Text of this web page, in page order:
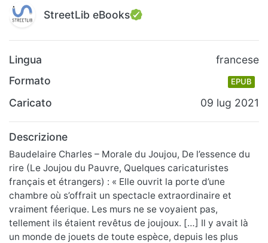
StreetLib eBooks
Lingua
francese
Formato
EPUB
Caricato 09 lug 2021
Descrizione
Baudelaire Charles – Morale du Joujou, De l’essence du
rire (Le Joujou du Pauvre, Quelques caricaturistes
français et étrangers) : « Elle ouvrit la porte d’une
chambre où s’offrait un spectacle extraordinaire et
vraiment féerique. Les murs ne se voyaient pas,
tellement ils étaient revêtus de joujoux. […] Il y avait là
un monde de jouets de toute espèce, depuis les plus